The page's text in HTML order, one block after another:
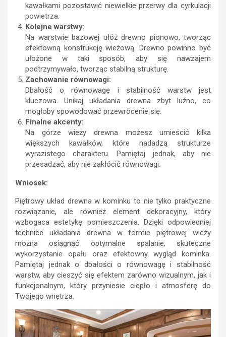
kawałkami pozostawić niewielkie przerwy dla cyrkulacji
powietrza.
Kolejne warstwy:
Na warstwie bazowej ułóż drewno pionowo, tworząc
efektowną konstrukcję wieżową. Drewno powinno być
ułożone w taki sposób, aby się nawzajem
podtrzymywało, tworząc stabilną strukturę.
Zachowanie równowagi:
Dbałość o równowagę i stabilność warstw jest
kluczowa. Unikaj układania drewna zbyt luźno, co
mogłoby spowodować przewrócenie się.
Finalne akcenty:
Na górze wieży drewna możesz umieścić kilka
większych kawałków, które nadadzą strukturze
wyrazistego charakteru. Pamiętaj jednak, aby nie
przesadzać, aby nie zakłócić równowagi.
Wniosek:
Piętrowy układ drewna w kominku to nie tylko praktyczne
rozwiązanie, ale również element dekoracyjny, który
wzbogaca estetykę pomieszczenia. Dzięki odpowiedniej
technice układania drewna w formie piętrowej wieży
można osiągnąć optymalne spalanie, skuteczne
wykorzystanie opału oraz efektowny wygląd kominka.
Pamiętaj jednak o dbałości o równowagę i stabilność
warstw, aby cieszyć się efektem zarówno wizualnym, jak i
funkcjonalnym, który przyniesie ciepło i atmosferę do
Twojego wnętrza.